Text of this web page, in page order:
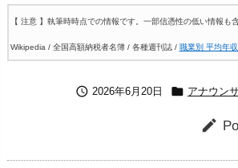
【 注意 】執筆時時点での情報です。一部信憑性の低い情報も
Wikipedia / 全国高額納税者名簿 / 各種週刊誌 / 職業別 平均年
 2026年6月20日  アナウン
